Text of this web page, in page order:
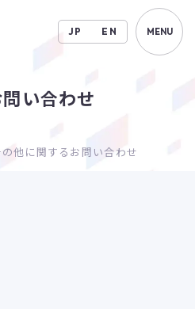
JP EN MENU
い合わせ
の他に関するお問い合わせ